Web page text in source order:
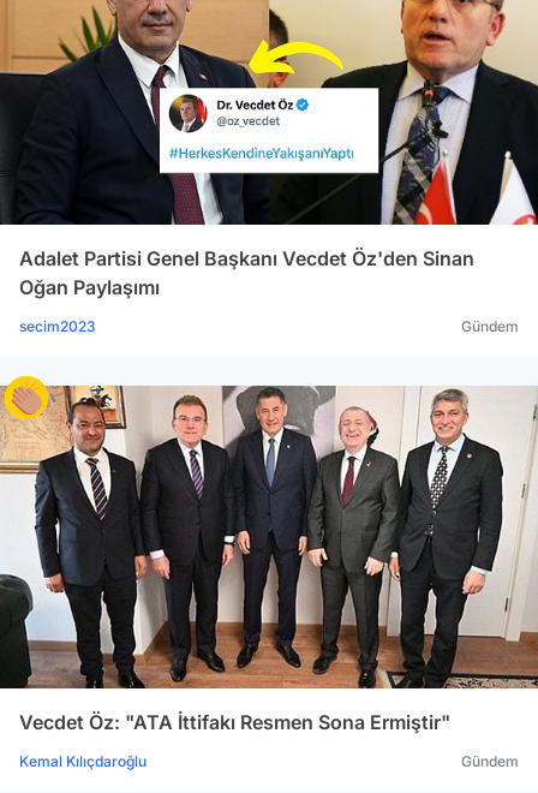
Adalet Partisi Genel Başkanı Vecdet Öz'den Sinan
Oğan Paylaşımı
secim2023 Gündem
Vecdet Öz: "ATA İttifakı Resmen Sona Ermiştir"
Kemal Kılıçdaroğlu Gündem